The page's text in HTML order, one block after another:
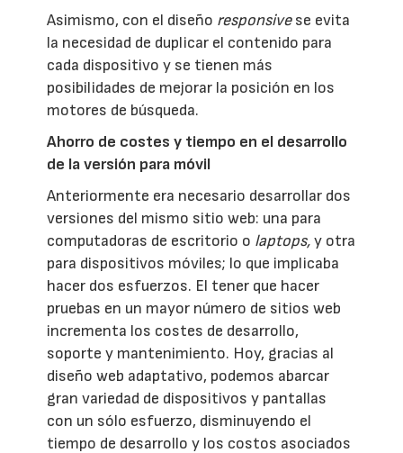
Asimismo, con el diseño responsivese evita
la necesidad de duplicar el contenido para
cada dispositivo y se tienen más
posibilidades de mejorar la posición en los
motores de búsqueda.
Ahorro de costes y tiempo en el desarrollo
de la versión para móvil
Anteriormente era necesario desarrollar dos
versiones del mismo sitio web: una para
computadoras de escritorio o laptops,y otra
para dispositivos móviles; lo que implicaba
hacer dos esfuerzos. El tener que hacer
pruebas en un mayor número de sitios web
incrementa los costes de desarrollo,
soporte y mantenimiento. Hoy, gracias al
diseño web adaptativo, podemos abarcar
gran variedad de dispositivos y pantallas
con un sólo esfuerzo, disminuyendo el
tiempo de desarrollo y los costos asociados